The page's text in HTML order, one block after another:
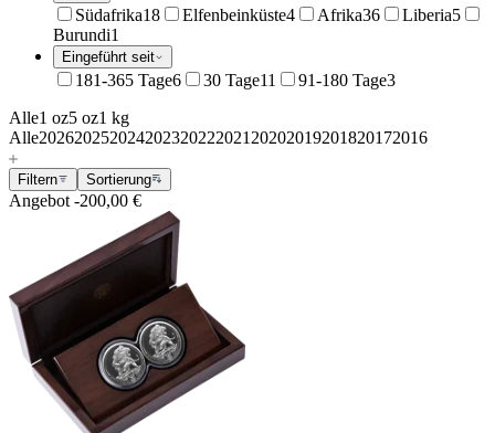
Südafrika18 Elfenbeinküste4 Afrika36 Liberia5
Burundi1
Eingeführt seit
181-365 Tage6 30 Tage11 91-180 Tage3
Alle1 oz5 oz1 kg
Alle202620252024202320222021 20202019201820172016
Filtern Sortierung
Angebot -200,00 €